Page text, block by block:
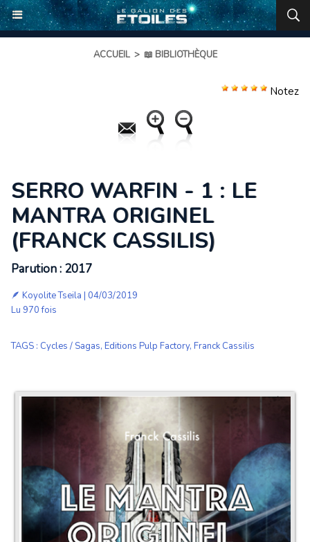
ACCUEIL > 📖 BIBLIOTHÈQUE
Notez
SERRO WARFIN - 1 : LE
MANTRA ORIGINEL
(FRANCK CASSILIS)
Parution : 2017
🪶 Koyolite Tseila | 04/03/2019
Lu 970 fois
TAGS : Cycles / Sagas, Editions Pulp Factory, Franck Cassilis